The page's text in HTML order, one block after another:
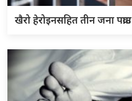
खैरो हेरोइनसहित तीन जना पक्राउ